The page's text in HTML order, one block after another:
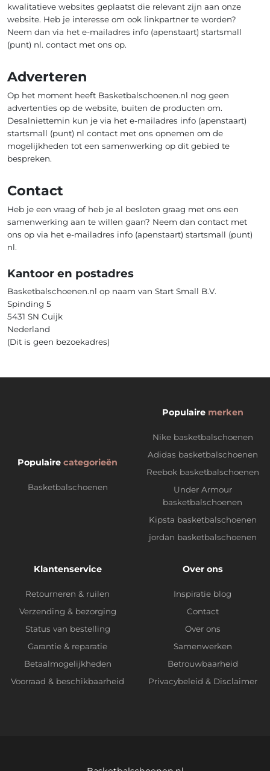
kwalitatieve websites geplaatst die relevant zijn aan onze
website. Heb je interesse om ook linkpartner te worden?
Neem dan via het e-mailadres info (apenstaart) startsmall
(punt) nl. contact met ons op.
Adverteren
Op het moment heeft Basketbalschoenen.nl nog geen
advertenties op de website, buiten de producten om.
Desalniettemin kun je via het e-mailadres info (apenstaart)
startsmall (punt) nl contact met ons opnemen om de
mogelijkheden tot een samenwerking op dit gebied te
bespreken.
Contact
Heb je een vraag of heb je al besloten graag met ons een
samenwerking aan te willen gaan? Neem dan contact met
ons op via het e-mailadres info (apenstaart) startsmall (punt)
nl.
Kantoor en postadres
Basketbalschoenen.nl op naam van Start Small B.V.
Spinding 5
5431 SN Cuijk
Nederland
(Dit is geen bezoekadres)
Populaire categorieën
Basketbalschoenen
Populaire merken
Nike basketbalschoenen
Adidas basketbalschoenen
Reebok basketbalschoenen
Under Armour
basketbalschoenen
Kipsta basketbalschoenen
jordan basketbalschoenen
Klantenservice
Retourneren & ruilen
Verzending & bezorging
Status van bestelling
Garantie & reparatie
Betaalmogelijkheden
Voorraad & beschikbaarheid
Over ons
Inspiratie blog
Contact
Over ons
Samenwerken
Betrouwbaarheid
Privacybeleid & Disclaimer